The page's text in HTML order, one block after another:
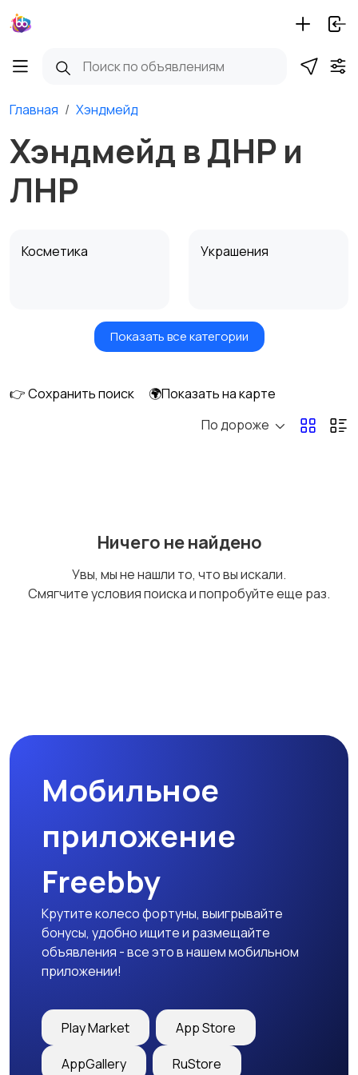
Главная Хэндмейд
Хэндмейд в ДНР и
ЛНР
Косметика Украшения
Куклы и игрушки
Оформление
Оформление
Показать все категории
👉 Сохранить поиск
🌍Показать на карте
По дороже
Ничего не найдено
Увы, мы не нашли то, что вы искали.
Смягчите условия поиска и попробуйте еще раз.
Мобильное
приложение
Freebby
Крутите колесо фортуны, выигрывайте
бонусы, удобно ищите и размещайте
объявления - все это в нашем мобильном
приложении!
Play Market App Store
AppGallery RuStore